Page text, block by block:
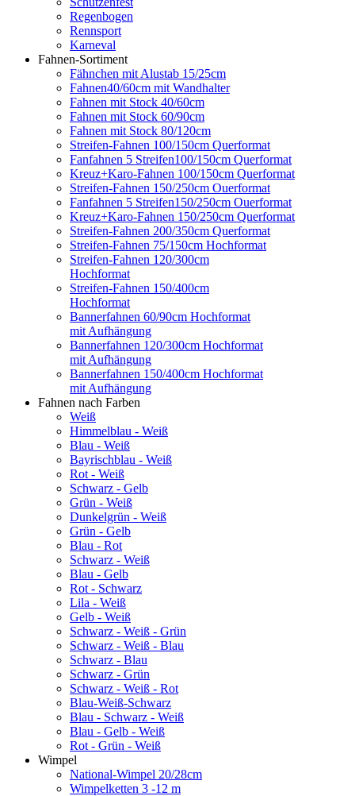
Regenbogen
Rennsport
Karneval
Fahnen-Sortiment
Fähnchen mit Alustab 15/25cm
Fahnen40/60cm mit Wandhalter
Fahnen mit Stock 40/60cm
Fahnen mit Stock 60/90cm
Fahnen mit Stock 80/120cm
Streifen-Fahnen 100/150cm Querformat
Fanfahnen 5 Streifen100/150cm Querformat
Kreuz+Karo-Fahnen 100/150cm Querformat
Streifen-Fahnen 150/250cm Ouerformat
Fanfahnen 5 Streifen150/250cm Ouerformat
Kreuz+Karo-Fahnen 150/250cm Querformat
Streifen-Fahnen 200/350cm Querformat
Streifen-Fahnen 75/150cm Hochformat
Streifen-Fahnen 120/300cm
Hochformat
Streifen-Fahnen 150/400cm
Hochformat
Bannerfahnen 60/90cm Hochformat
mit Aufhängung
Bannerfahnen 120/300cm Hochformat
mit Aufhängung
Bannerfahnen 150/400cm Hochformat
mit Aufhängung
Fahnen nach Farben
Weiß
Himmelblau - Weiß
Blau - Weiß
Bayrischblau - Weiß
Rot - Weiß
Schwarz - Gelb
Grün - Weiß
Dunkelgrün - Weiß
Grün - Gelb
Blau - Rot
Schwarz - Weiß
Blau - Gelb
Rot - Schwarz
Lila - Weiß
Gelb - Weiß
Schwarz - Weiß - Grün
Schwarz - Weiß - Blau
Schwarz - Blau
Schwarz - Grün
Schwarz - Weiß - Rot
Blau-Weiß-Schwarz
Blau - Schwarz - Weiß
Blau - Gelb - Weiß
Rot - Grün - Weiß
Wimpel
National-Wimpel 20/28cm
Wimpelketten 3 -12 m